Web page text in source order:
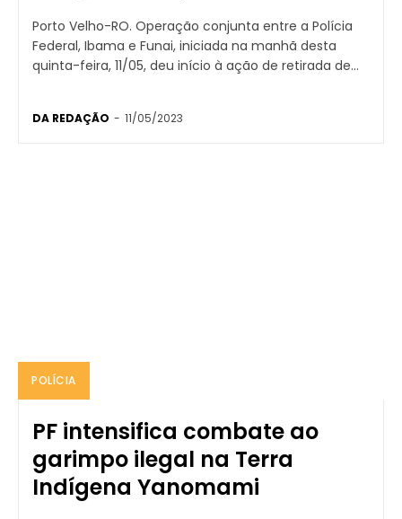
Porto Velho-RO. Operação conjunta entre a Polícia
Federal, Ibama e Funai, iniciada na manhã desta
quinta-feira, 11/05, deu início à ação de retirada de...
DA REDAÇÃO - 11/05/2023
POLÍCIA
PF intensifica combate ao
garimpo ilegal na Terra
Indígena Yanomami